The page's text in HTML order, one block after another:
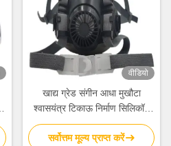
वीडियो
खाद्य ग्रेड संगीन आधा मुखौटा
श्वासयंत्र टिकाऊ निर्माण सिलिकॉन
श्वासयंत्र मास्क
सर्वोत्तम मूल्य प्राप्त करें